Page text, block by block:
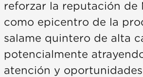
reforzar la reputación de
como epicentro de la
salame quintero de alta
potencialmente
atención y